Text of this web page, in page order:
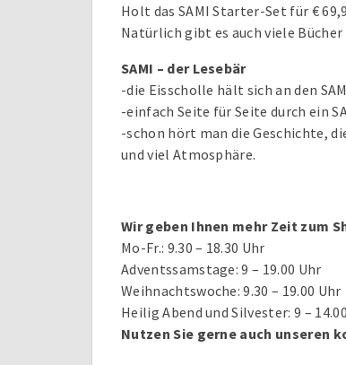
Holt das SAMI Starter-Set für €
Natürlich gibt es auch viele
SAMI – der Lesebär
-die Eisscholle hält sich an den
-einfach Seite für Seite durch ein
-schon hört man die Geschichte,
und viel Atmosphäre.
Wir geben Ihnen mehr Zeit zum
Mo-Fr.: 9.30 – 18.30 Uhr
Adventssamstage: 9 – 19.00 Uhr
Weihnachtswoche: 9.30 – 19.00 Uhr
Heilig Abend und Silvester: 9 –
Nutzen Sie gerne auch unseren